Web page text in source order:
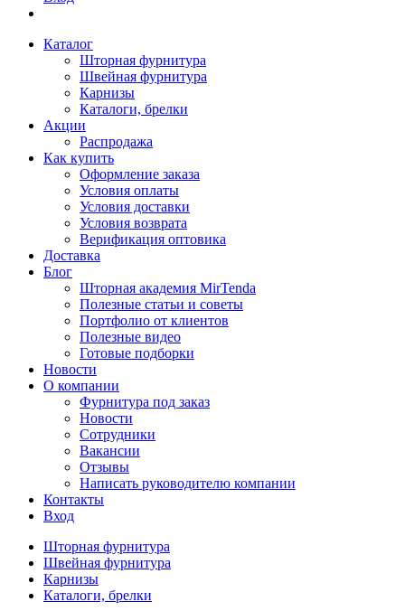
Каталог
Шторная фурнитура
Швейная фурнитура
Карнизы
Каталоги, брелки
Акции
Распродажа
Как купить
Оформление заказа
Условия оплаты
Условия доставки
Условия возврата
Верификация оптовика
Доставка
Блог
Шторная академия MirTenda
Полезные статьи и советы
Портфолио от клиентов
Полезные видео
Готовые подборки
Новости
О компании
Фурнитура под заказ
Новости
Сотрудники
Вакансии
Отзывы
Написать руководителю компании
Контакты
Вход
Шторная фурнитура
Швейная фурнитура
Карнизы
Каталоги, брелки